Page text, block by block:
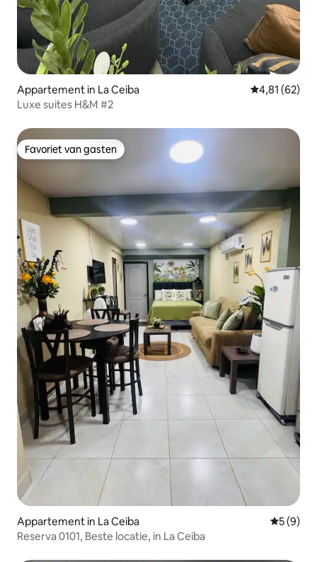
Appartement in La Ceiba Gemiddelde
4,81 (62)
Luxe suites H&M #2
Favoriet van gasten
Favoriet van gasten
Appartement in La Ceiba
5 (9)
Reserva 0101, Beste locatie, in La Ceiba